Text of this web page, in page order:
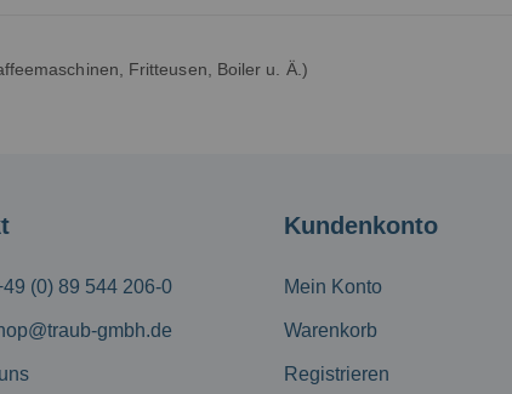
Fritteusen, Boiler u. Ä.)
(0) 89 544 206-0
gmbh.de
Kundenkonto
Mein Konto
Warenkorb
Registrieren